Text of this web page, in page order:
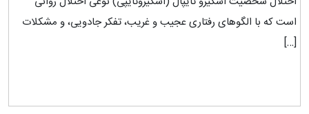
است که با الگوهای رفتاری عجیب و غریب، تفکر جادویی، و مشکلات
[…]